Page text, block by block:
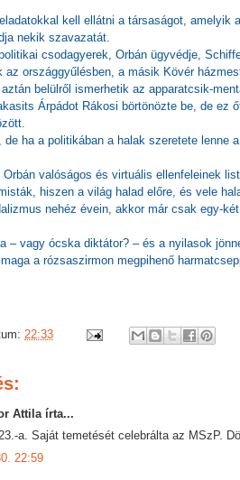
kell ellátni a társaságot,
nekik szavazatát.
csodagyerek, Orbán ügyvédje,
az országgyűlésben, a másik Kövér
belülről ismerhetik az apparatcsik-
Árpádot Rákosi börtönözte be, de ez
ha a politikában a halak szeretete lenne
valóságos és virtuális ellenfeleinek
hiszen a világ halad előre, és vele
nehéz évein, akkor már csak egy-
– vagy ócska diktátor? – és a nyilasok
a rózsaszirmon megpihenő
22:33
Attila írta...
a. Saját temetését celebrálta az MSzP.
22:59